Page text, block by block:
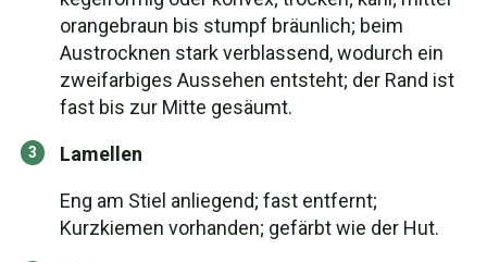
orangebraun bis stumpf bräunlich; beim
Austrocknen stark verblassend, wodurch ein
zweifarbiges Aussehen entsteht; der Rand ist
fast bis zur Mitte gesäumt.
Lamellen
Eng am Stiel anliegend; fast entfernt;
Kurzkiemen vorhanden; gefärbt wie der Hut.